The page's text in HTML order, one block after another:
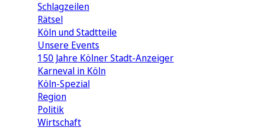
Schlagzeilen
Rätsel
Köln und Stadtteile
Unsere Events
150 Jahre Kölner Stadt-Anzeiger
Karneval in Köln
Köln-Spezial
Region
Politik
Wirtschaft